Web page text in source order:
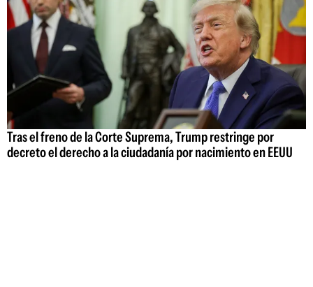
Tras el freno de la Corte Suprema, Trump restringe por
decreto el derecho a la ciudadanía por nacimiento en EEUU